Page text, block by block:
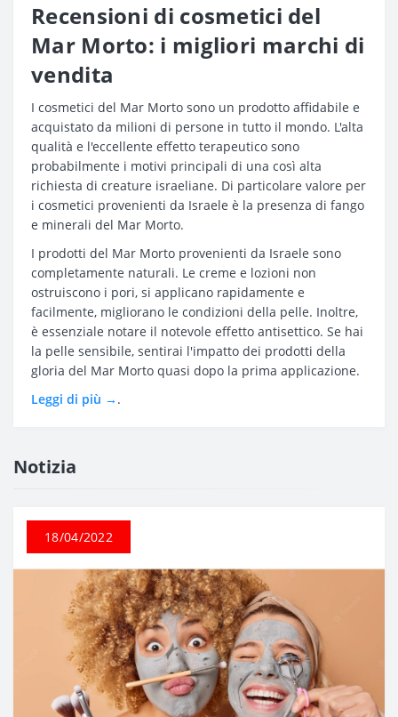
Recensioni di cosmetici del
Mar Morto: i migliori marchi di
vendita
I cosmetici del Mar Morto sono un prodotto affidabile e
acquistato da milioni di persone in tutto il mondo. L'alta
qualità e l'eccellente effetto terapeutico sono
probabilmente i motivi principali di una così alta
richiesta di creature israeliane. Di particolare valore per
i cosmetici provenienti da Israele è la presenza di fango
e minerali del Mar Morto.
I prodotti del Mar Morto provenienti da Israele sono
completamente naturali. Le creme e lozioni non
ostruiscono i pori, si applicano rapidamente e
facilmente, migliorano le condizioni della pelle. Inoltre,
è essenziale notare il notevole effetto antisettico. Se hai
la pelle sensibile, sentirai l'impatto dei prodotti della
gloria del Mar Morto quasi dopo la prima applicazione.
Leggi di più → .
Notizia
18/04/2022